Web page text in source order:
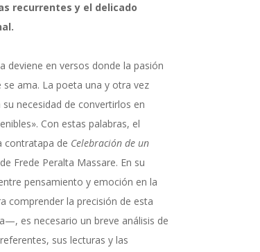
recurrentes y el delicado
deviene en versos donde la pasión
ama. La poeta una y otra vez
necesidad de convertirlos en
Con estas palabras, el
contratapa de Celebración de un
Frede Peralta Massare. En su
pensamiento y emoción en la
comprender la precisión de esta
es necesario un breve análisis de
sus lecturas y las